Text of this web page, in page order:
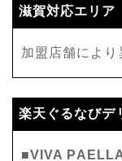
滋賀対応エリア
加盟店舗により
楽天ぐるなびデ
■VIVA PAELLA